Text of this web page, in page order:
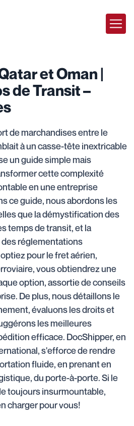
et Oman |
de Transit –
de marchandises entre le
à un casse-tête inextricable
un guide simple mais
cette complexité
en une entreprise
ce guide, nous abordons les
que la démystification des
temps de transit, et la
réglementations
pour le fret aérien,
vous obtiendrez une
option, assortie de conseils
De plus, nous détaillons le
évaluons les droits et
les meilleures
efficace. DocShipper, en
s'efforce de rendre
fluide, en prenant en
du porte-à-porte. Si le
toujours insurmountable,
charger pour vous!